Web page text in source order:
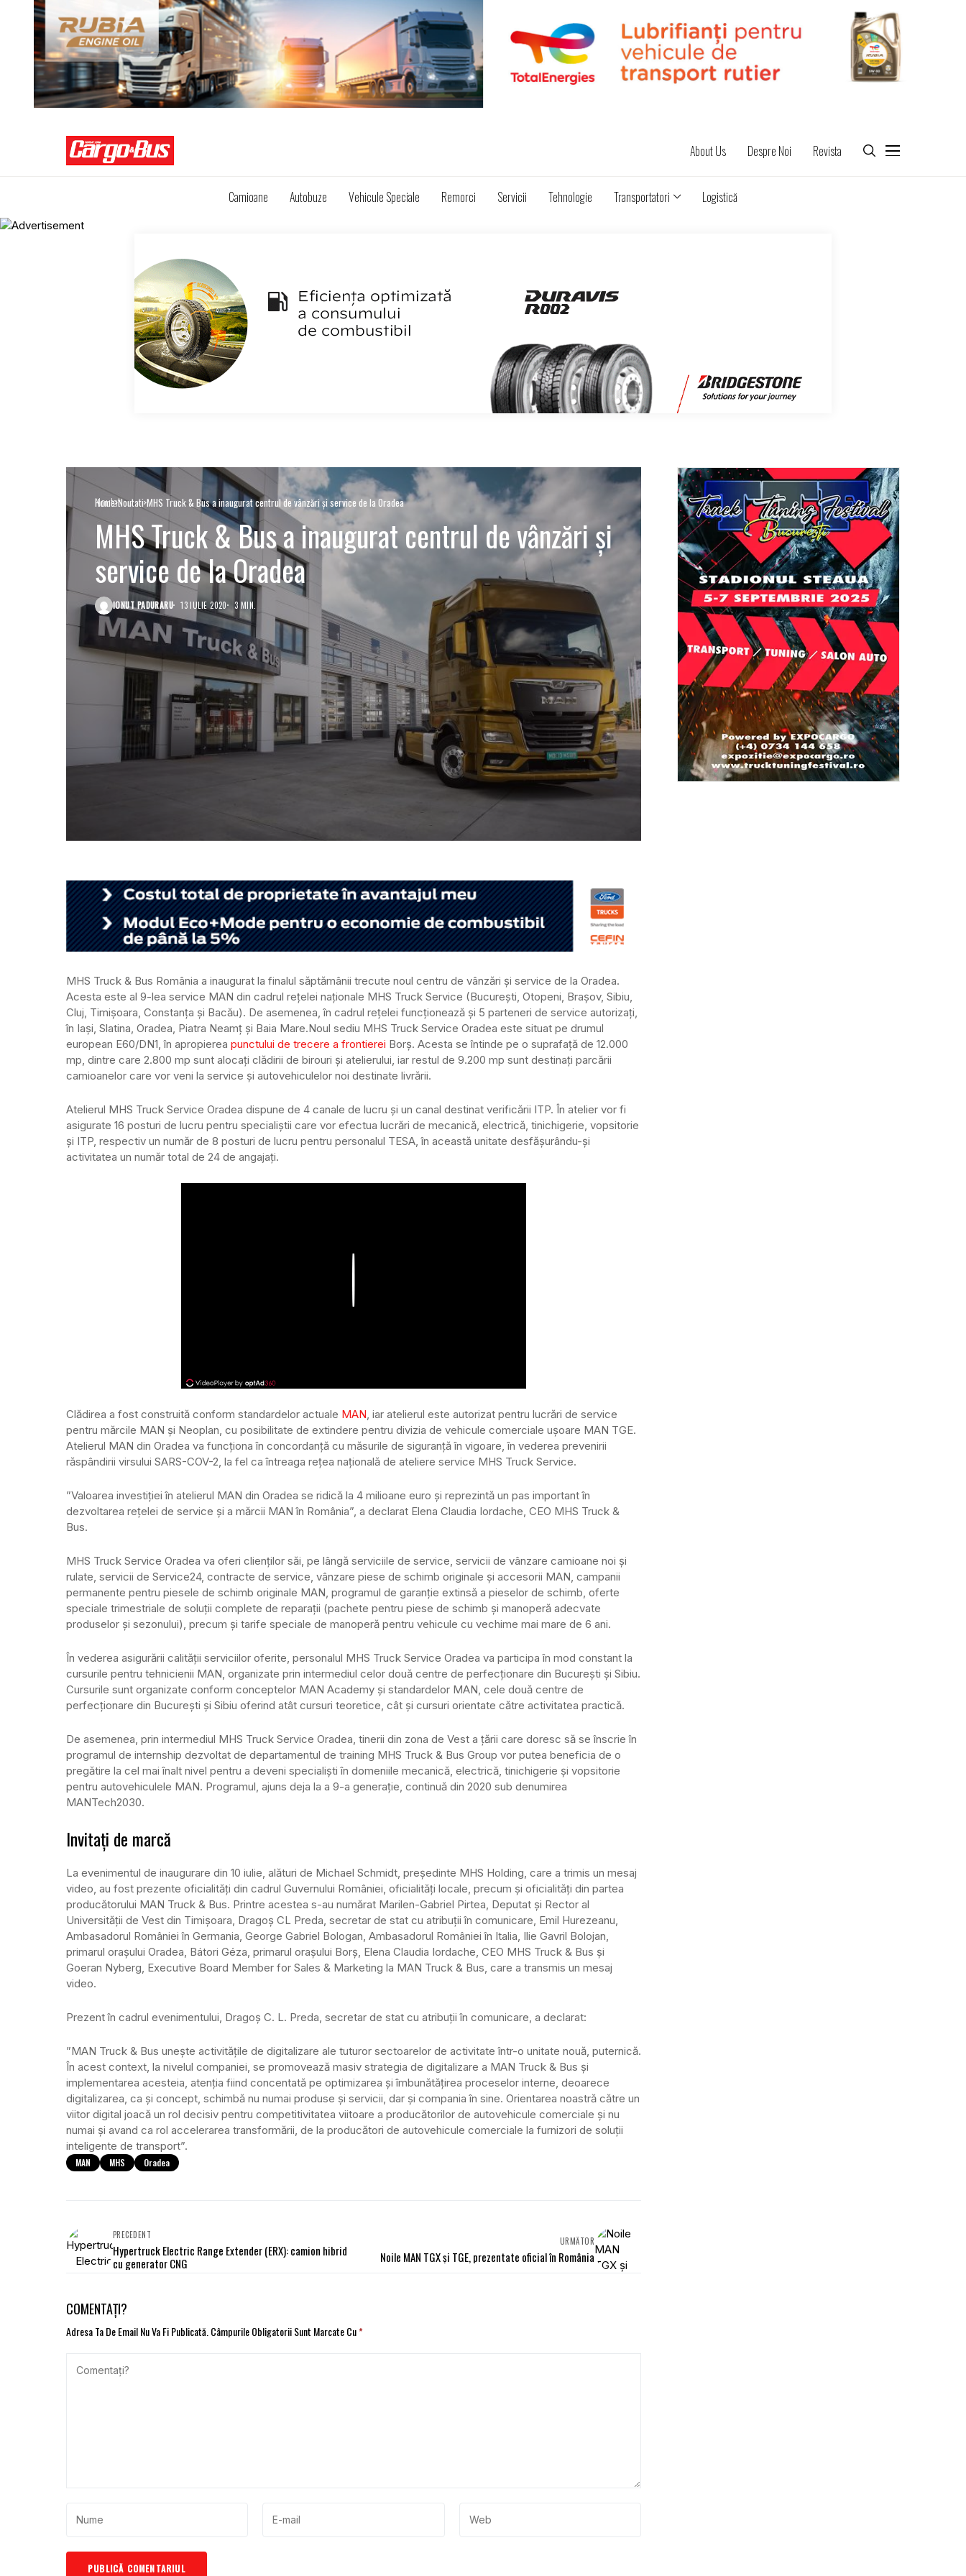
About Us Despre Noi Revista
Camioane Autobuze Vehicule Speciale Remorci Servicii Tehnologie Transportatori Logistică
Home Noutati MHS Truck & Bus a inaugurat centrul de vânzări și service de la Oradea
Noutati
MHS Truck & Bus a inaugurat centrul de vânzări și
service de la Oradea
IONUT PADURARU 13 IULIE 2020 3 MIN.
MHS Truck & Bus România a inaugurat la finalul săptămânii trecute noul centru de vânzări și service de la Oradea.
Acesta este al 9-lea service MAN din cadrul rețelei naționale MHS Truck Service (București, Otopeni, Brașov, Sibiu,
Cluj, Timișoara, Constanța și Bacău). De asemenea, în cadrul rețelei funcționează și 5 parteneri de service autorizați,
în Iași, Slatina, Oradea, Piatra Neamț și Baia Mare.Noul sediu MHS Truck Service Oradea este situat pe drumul
european E60/DN1, în apropierea punctului de trecere a frontierei Borș. Acesta se întinde pe o suprafață de 12.000
mp, dintre care 2.800 mp sunt alocați clădirii de birouri și atelierului, iar restul de 9.200 mp sunt destinați parcării
camioanelor care vor veni la service și autovehiculelor noi destinate livrării.
Atelierul MHS Truck Service Oradea dispune de 4 canale de lucru și un canal destinat verificării ITP. În atelier vor fi
asigurate 16 posturi de lucru pentru specialiștii care vor efectua lucrări de mecanică, electrică, tinichigerie, vopsitorie
și ITP, respectiv un număr de 8 posturi de lucru pentru personalul TESA, în această unitate desfășurându-și
activitatea un număr total de 24 de angajați.
Clădirea a fost construită conform standardelor actuale MAN , iar atelierul este autorizat pentru lucrări de service
pentru mărcile MAN și Neoplan, cu posibilitate de extindere pentru divizia de vehicule comerciale ușoare MAN TGE.
Atelierul MAN din Oradea va funcționa în concordanță cu măsurile de siguranță în vigoare, în vederea prevenirii
răspândirii virsului SARS-COV-2, la fel ca întreaga rețea națională de ateliere service MHS Truck Service.
”Valoarea investiției în atelierul MAN din Oradea se ridică la 4 milioane euro și reprezintă un pas important în
dezvoltarea rețelei de service și a mărcii MAN în România”, a declarat Elena Claudia Iordache, CEO MHS Truck &
Bus.
MHS Truck Service Oradea va oferi clienților săi, pe lângă serviciile de service, servicii de vânzare camioane noi și
rulate, servicii de Service24, contracte de service, vânzare piese de schimb originale și accesorii MAN, campanii
permanente pentru piesele de schimb originale MAN, programul de garanţie extinsă a pieselor de schimb, oferte
speciale trimestriale de soluții complete de reparații (pachete pentru piese de schimb și manoperă adecvate
produselor și sezonului), precum și tarife speciale de manoperă pentru vehicule cu vechime mai mare de 6 ani.
În vederea asigurării calității serviciilor oferite, personalul MHS Truck Service Oradea va participa în mod constant la
cursurile pentru tehnicienii MAN, organizate prin intermediul celor două centre de perfecționare din Bucureşti şi Sibiu.
Cursurile sunt organizate conform conceptelor MAN Academy şi standardelor MAN, cele două centre de
perfecţionare din Bucureşti şi Sibiu oferind atât cursuri teoretice, cât şi cursuri orientate către activitatea practică.
De asemenea, prin intermediul MHS Truck Service Oradea, tinerii din zona de Vest a țării care doresc să se înscrie în
programul de internship dezvoltat de departamentul de training MHS Truck & Bus Group vor putea beneficia de o
pregătire la cel mai înalt nivel pentru a deveni specialişti în domeniile mecanică, electrică, tinichigerie şi vopsitorie
pentru autovehiculele MAN. Programul, ajuns deja la a 9-a generație, continuă din 2020 sub denumirea
MANTech2030.
Invitați de marcă
La evenimentul de inaugurare din 10 iulie, alături de Michael Schmidt, președinte MHS Holding, care a trimis un mesaj
video, au fost prezente oficialități din cadrul Guvernului României, oficialități locale, precum și oficialități din partea
producătorului MAN Truck & Bus. Printre acestea s-au numărat Marilen-Gabriel Pirtea, Deputat și Rector al
Universității de Vest din Timișoara, Dragoș CL Preda, secretar de stat cu atribuții în comunicare, Emil Hurezeanu,
Ambasadorul României în Germania, George Gabriel Bologan, Ambasadorul României în Italia, Ilie Gavril Bolojan,
primarul orașului Oradea, Bátori Géza, primarul orașului Borș, Elena Claudia Iordache, CEO MHS Truck & Bus și
Goeran Nyberg, Executive Board Member for Sales & Marketing la MAN Truck & Bus, care a transmis un mesaj
video.
Prezent în cadrul evenimentului, Dragoș C. L. Preda, secretar de stat cu atribuții în comunicare, a declarat:
”MAN Truck & Bus unește activitățile de digitalizare ale tuturor sectoarelor de activitate într-o unitate nouă, puternică.
În acest context, la nivelul companiei, se promovează masiv strategia de digitalizare a MAN Truck & Bus și
implementarea acesteia, atenția fiind concentată pe optimizarea și îmbunătățirea proceselor interne, deoarece
digitalizarea, ca și concept, schimbă nu numai produse și servicii, dar și compania în sine. Orientarea noastră către un
viitor digital joacă un rol decisiv pentru competitivitatea viitoare a producătorilor de autovehicule comerciale și nu
numai și avand ca rol accelerarea transformării, de la producători de autovehicule comerciale la furnizori de soluții
inteligente de transport”.
MAN MHS Oradea
PRECEDENT
Hypertruck Electric Range Extender (ERX): camion hibrid
cu generator CNG
URMĂTOR
Noile MAN TGX și TGE, prezentate oficial în România
COMENTAȚI?
Adresa Ta De Email Nu Va Fi Publicată. Câmpurile Obligatorii Sunt Marcate Cu*